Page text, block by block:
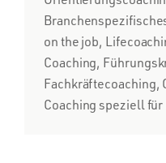
on the job,
Coaching,
Fachkräftecoaching,
Coaching speziell für